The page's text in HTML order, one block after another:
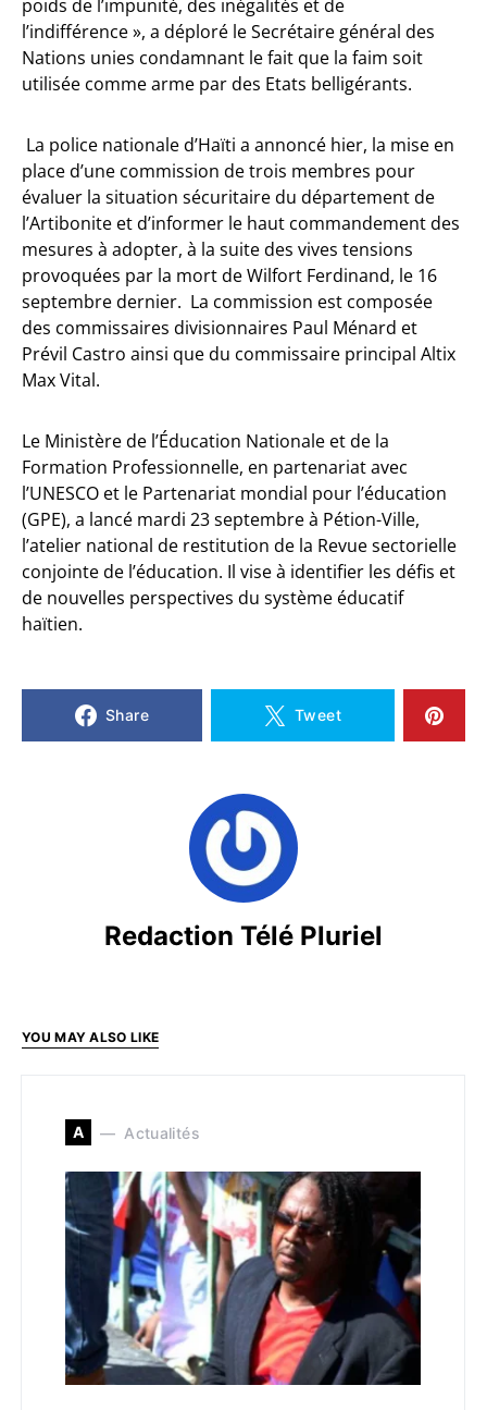
poids de l’impunité, des inégalités et de
l’indifférence », a déploré le Secrétaire général des
Nations unies condamnant le fait que la faim soit
utilisée comme arme par des Etats belligérants.
La police nationale d’Haïti a annoncé hier, la mise en
place d’une commission de trois membres pour
évaluer la situation sécuritaire du département de
l’Artibonite et d’informer le haut commandement des
mesures à adopter, à la suite des vives tensions
provoquées par la mort de Wilfort Ferdinand, le 16
septembre dernier. La commission est composée
des commissaires divisionnaires Paul Ménard et
Prévil Castro ainsi que du commissaire principal Altix
Max Vital.
Le Ministère de l’Éducation Nationale et de la
Formation Professionnelle, en partenariat avec
l’UNESCO et le Partenariat mondial pour l’éducation
(GPE), a lancé mardi 23 septembre à Pétion-Ville,
l’atelier national de restitution de la Revue sectorielle
conjointe de l’éducation. Il vise à identifier les défis et
de nouvelles perspectives du système éducatif
haïtien.
Share Tweet
Redaction Télé Pluriel
YOU MAY ALSO LIKE
A Actualités